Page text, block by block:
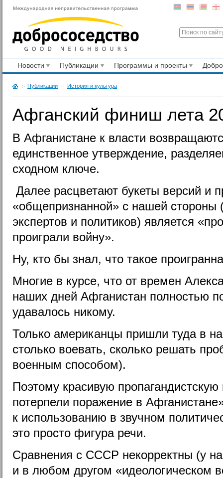
Новости Публикации Программы и проекты
Публикации История и культура
Афганский финиш лета
В Афганистане к власти
единственное утверждение,
сходном ключе.
Далее расцветают букеты версий и
«общепризнанной» с нашей
экспертов и политиков) является
проиграли войну».
Ну, кто бы знал, что такое
Многие в курсе, что от времен
наших дней Афганистан полностью
удавалось никому.
Только американцы пришли туда в
столько воевать, сколько решать
военным способом).
Поэтому красивую
потерпели поражение в
к использованию в звучном
это просто фигура речи.
Сравнения с СССР некорректны (у
и в любом другом «идеологическом